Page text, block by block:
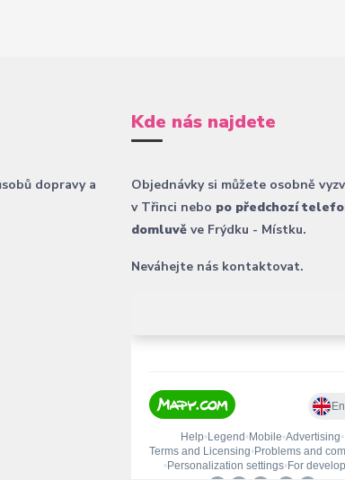
dopravy a
Kde nás najdete
Objednávky si můžete osobně
v Třinci nebo po předchozí
domluvě ve Frýdku - Místku.
Neváhejte nás kontaktovat.